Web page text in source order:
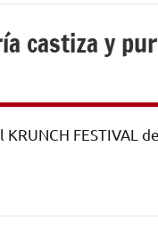
castiza y
FESTIVAL